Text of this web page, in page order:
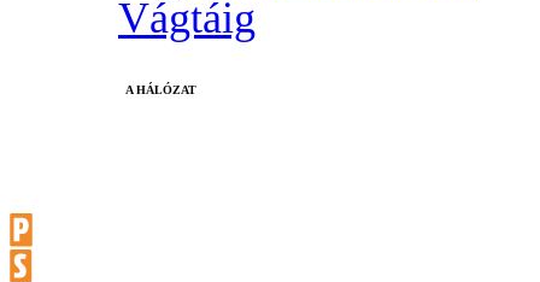
Vágtáig
A HÁLÓZAT